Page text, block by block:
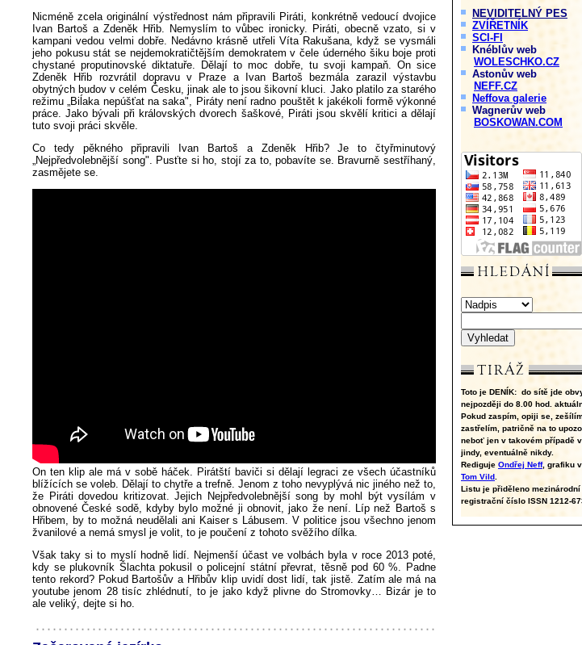
NEVIDITELNÝ PES
ZVÍŘETNÍK
SCI-FI
Knéblův web
WOLESCHKO.CZ
Astonův web
NEFF.CZ
Neffova galerie
Wagnerův web
BOSKOWAN.COM
Toto je DENÍK: do sítě jde
nejpozději do 8.00 hod.
Pokud zaspím, opiji se,
zastřelím, patričně na to
neboť jen v takovém případě
jindy, eventuálně nikdy.
Rediguje Ondřej Neff, grafiku
Tom Vild
Listu je přiděleno mezinárodní
registrační číslo ISSN 1212-
Nicméně zcela originální výstřednost nám připravili Piráti, konkrétně vedoucí dvojice
Ivan Bartoš a Zdeněk Hřib. Nemyslím to vůbec ironicky. Piráti, obecně vzato, si v
kampani vedou velmi dobře. Nedávno krásně utřeli Víta Rakušana, když se vysmáli
jeho pokusu stát se nejdemokratičtějším demokratem v čele úderného šiku boje proti
chystané proputinovské diktatuře. Dělají to moc dobře, tu svoji kampaň. On sice
Zdeněk Hřib rozvrátil dopravu v Praze a Ivan Bartoš bezmála zarazil výstavbu
obytných budov v celém Česku, jinak ale to jsou šikovní kluci. Jako platilo za starého
režimu „Biĺaka nepúšťat na saka", Piráty není radno pouštět k jakékoli formě výkonné
práce. Jako bývali při královských dvorech šaškové, Piráti jsou skvělí kritici a dělají
tuto svoji práci skvěle.
Co tedy pěkného připravili Ivan Bartoš a Zdeněk Hřib? Je to čtyřminutový
„Nejpředvolebnější song". Pusťte si ho, stojí za to, pobavíte se. Bravurně sestříhaný,
zasmějete se.
On ten klip ale má v sobě háček. Pirátští baviči si dělají legraci ze všech účastníků
blížících se voleb. Dělají to chytře a trefně. Jenom z toho nevyplývá nic jiného než to,
že Piráti dovedou kritizovat. Jejich Nejpředvolebnější song by mohl být vysílám v
obnovené České sodě, kdyby bylo možné ji obnovit, jako že není. Líp než Bartoš s
Hřibem, by to možná neudělali ani Kaiser s Lábusem. V politice jsou všechno jenom
žvanilové a nemá smysl je volit, to je poučení z tohoto svěžího dílka.
Však taky si to myslí hodně lidí. Nejmenší účast ve volbách byla v roce 2013 poté,
kdy se plukovník Šlachta pokusil o policejní státní převrat, těsně pod 60 %. Padne
tento rekord? Pokud Bartošův a Hřibův klip uvidí dost lidí, tak jistě. Zatím ale má na
youtube jenom 28 tisíc zhlédnutí, to je jako když plivne do Stromovky… Bizár je to
ale veliký, dejte si ho.